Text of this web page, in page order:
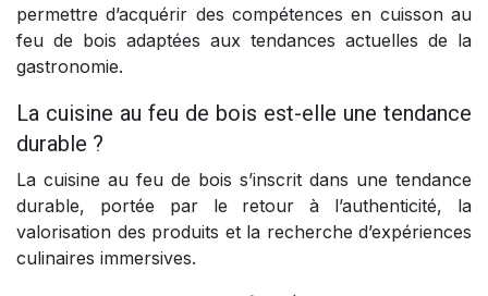
permettre d’acquérir des compétences en cuisson au
feu de bois adaptées aux tendances actuelles de la
gastronomie.
La cuisine au feu de bois est-elle une tendance
durable ?
La cuisine au feu de bois s’inscrit dans une tendance
durable, portée par le retour à l’authenticité, la
valorisation des produits et la recherche d’expériences
culinaires immersives.